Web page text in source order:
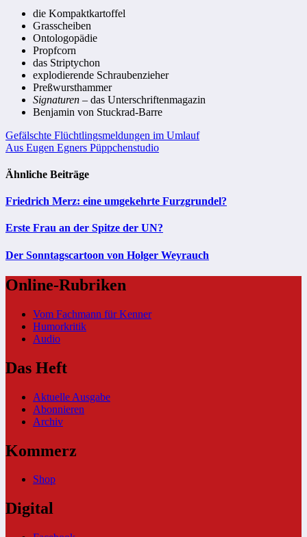
die Kompaktkartoffel
Grasscheiben
Ontologopädie
Propfcorn
das Striptychon
explodierende Schraubenzieher
Preßwursthammer
Signaturen – das Unterschriftenmagazin
Benjamin von Stuckrad-Barre
Beitragsnavigation
Gefälschte Flüchtlingsmeldungen im Umlauf
Aus Eugen Egners Püppchenstudio
Ähnliche Beiträge
Friedrich Merz: eine umgekehrte Furzgrundel?
Erste Frau an der Spitze der UN?
Der Sonntagscartoon von Holger Weyrauch
Online-Rubriken
Vom Fachmann für Kenner
Humorkritik
Audio
Das Heft
Aktuelle Ausgabe
Abonnieren
Archiv
Kommerz
Shop
Digital